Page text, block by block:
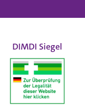
DIMDI Siegel